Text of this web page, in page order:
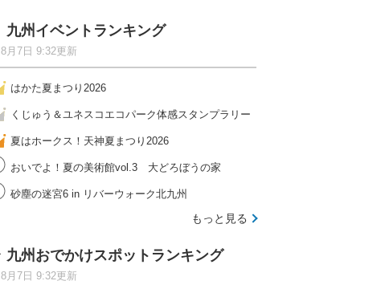
九州イベントランキング
8月7日 9:32更新
はかた夏まつり2026
くじゅう＆ユネスコエコパーク体感スタンプラリー
夏はホークス！天神夏まつり2026
おいでよ！夏の美術館vol.3 大どろぼうの家
砂塵の迷宮6 in リバーウォーク北九州
もっと見る
九州おでかけスポットランキング
8月7日 9:32更新